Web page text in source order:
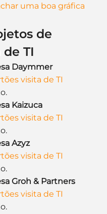
uma boa gráfica
de
TI
Daymmer
visita de TI
Kaizuca
visita de TI
Azyz
visita de TI
Groh & Partners
visita de TI